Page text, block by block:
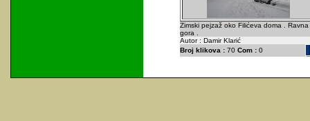
Zimski pejzaž oko Filićeva doma . Ravna
gora .
Autor : Damir Klarić
Broj klikova :70 Com :0